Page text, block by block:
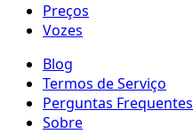
Preços
Vozes
Blog
Termos de Serviço
Perguntas Frequentes
Sobre